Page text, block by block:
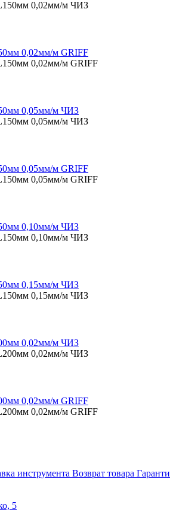
0,02мм/м GRIFF
0,05мм/м ЧИЗ
0,05мм/м GRIFF
0,10мм/м ЧИЗ
0,15мм/м ЧИЗ
0,02мм/м ЧИЗ
0,02мм/м GRIFF
инструмента Возврат товара
5